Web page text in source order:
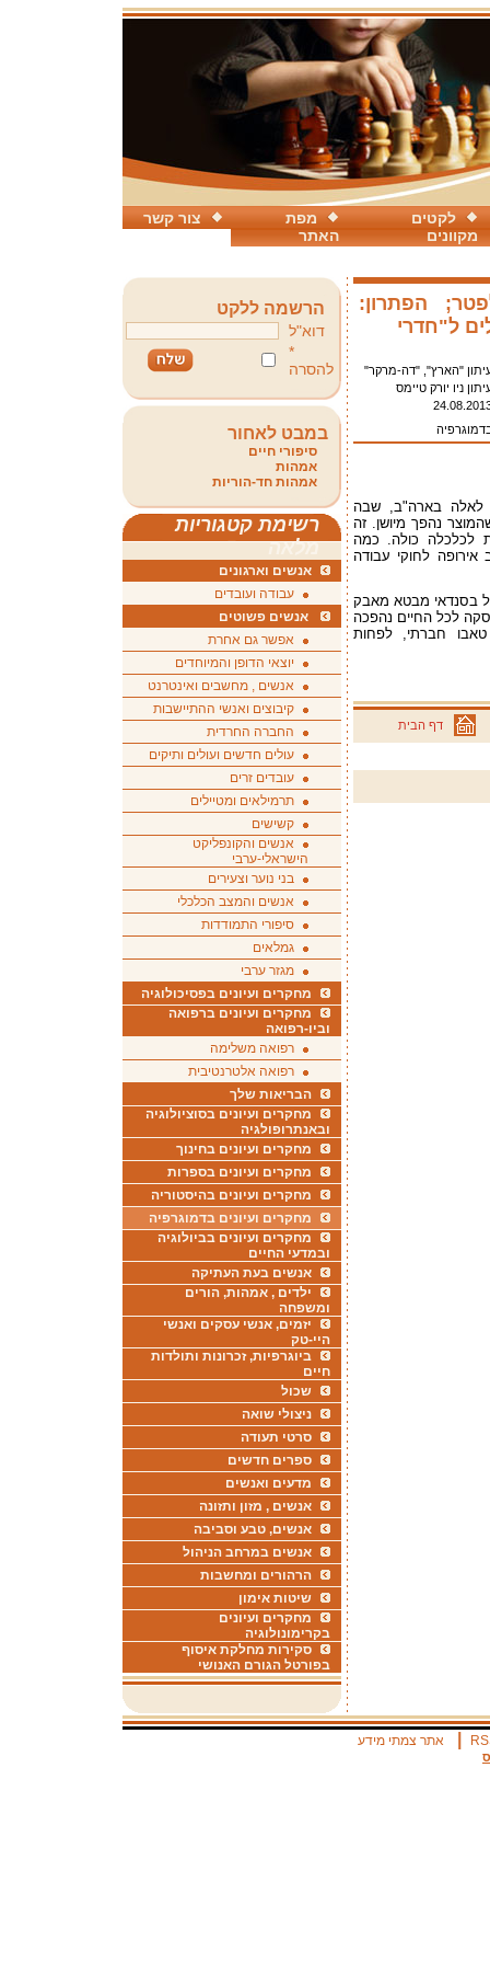
צור קשר
מפת
האתר
לקטים
מקוונים
הפתרון:
ל"חדרי
"הארץ", "דה-מרקר"
ניו יורק טיימס
לאלה בארה"ב, שבה
נהפך מיושן. זה
לכלכלה כולה. כמה
לחוקי עבודה
בסנדאי מבטא מאבק
לכל החיים נהפכה
טאבו חברתי, לפחות
דף הבית
הרשמה ללקט
דוא"ל
*
להסרה
במבט לאחור
סיפורי חיים
אמהות
אמהות חד-הוריות
רשימת קטגוריות
מלאה
אנשים וארגונים
עבודה ועובדים
אנשים פשוטים
אפשר גם אחרת
יוצאי הדופן והמיוחדים
אנשים , מחשבים ואינטרנט
קיבוצים ואנשי ההתיישבות
החברה החרדית
עולים חדשים ועולים ותיקים
עובדים זרים
תרמילאים ומטיילים
קשישים
אנשים והקונפליקט
הישראלי-ערבי
בני נוער וצעירים
אנשים והמצב הכלכלי
סיפורי התמודדות
גמלאים
מגזר ערבי
מחקרים ועיונים בפסיכולוגיה
מחקרים ועיונים ברפואה
וביו-רפואה
רפואה משלימה
רפואה אלטרנטיבית
הבריאות שלך
מחקרים ועיונים בסוציולוגיה
ובאנתרופולגיה
מחקרים ועיונים בחינוך
מחקרים ועיונים בספרות
מחקרים ועיונים בהיסטוריה
מחקרים ועיונים בדמוגרפיה
מחקרים ועיונים בביולוגיה
ובמדעי החיים
אנשים בעת העתיקה
ילדים , אמהות, הורים
ומשפחה
יזמים, אנשי עסקים ואנשי
היי-טק
ביוגרפיות, זכרונות ותולדות
חיים
שכול
ניצולי שואה
סרטי תעודה
ספרים חדשים
מדעים ואנשים
אנשים , מזון ותזונה
אנשים, טבע וסביבה
אנשים במרחב הניהול
הרהורים ומחשבות
שיטות אימון
מחקרים ועיונים
בקרימונולוגיה
סקירות מחלקת איסוף
בפורטל הגורם האנושי
אתר צמתי מידע